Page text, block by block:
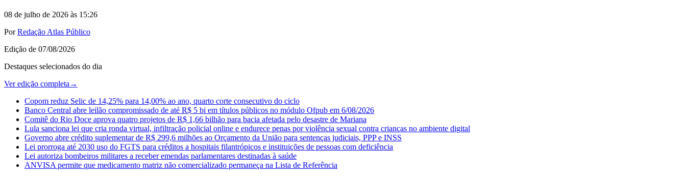
08 de julho de 2026 às 15:26
Por Redação Atlas Público
Edição de 07/08/2026
Destaques selecionados do dia
Ver edição completa →
Copom reduz Selic de 14,25% para 14,00% ao ano, quarto corte consecutivo do ciclo
Banco Central abre leilão compromissado de até R$ 5 bi em títulos públicos no módulo Ofpub em 6/08/2026
Comitê do Rio Doce aprova quatro projetos de R$ 1,66 bilhão para bacia afetada pelo desastre de Mariana
Lula sanciona lei que cria ronda virtual, infiltração policial online e endurece penas por violência sexual contra crianças no ambiente digital
Governo abre crédito suplementar de R$ 299,6 milhões ao Orçamento da União para sentenças judiciais, PPP e INSS
Lei prorroga até 2030 uso do FGTS para créditos a hospitais filantrópicos e instituições de pessoas com deficiência
Lei autoriza bombeiros militares a receber emendas parlamentares destinadas à saúde
ANVISA permite que medicamento matriz não comercializado permaneça na Lista de Referência